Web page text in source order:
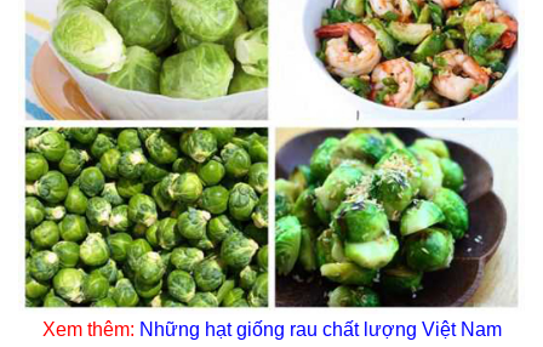
Xem thêm: Những hạt giống rau chất lượng Việt Nam